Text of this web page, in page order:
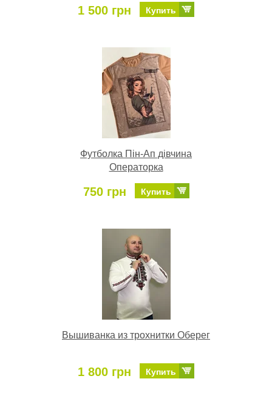
1 500 грн Купить
Футболка Пін-Ап дівчина
Операторка
750 грн Купить
Вышиванка из трохнитки Оберег
1 800 грн Купить